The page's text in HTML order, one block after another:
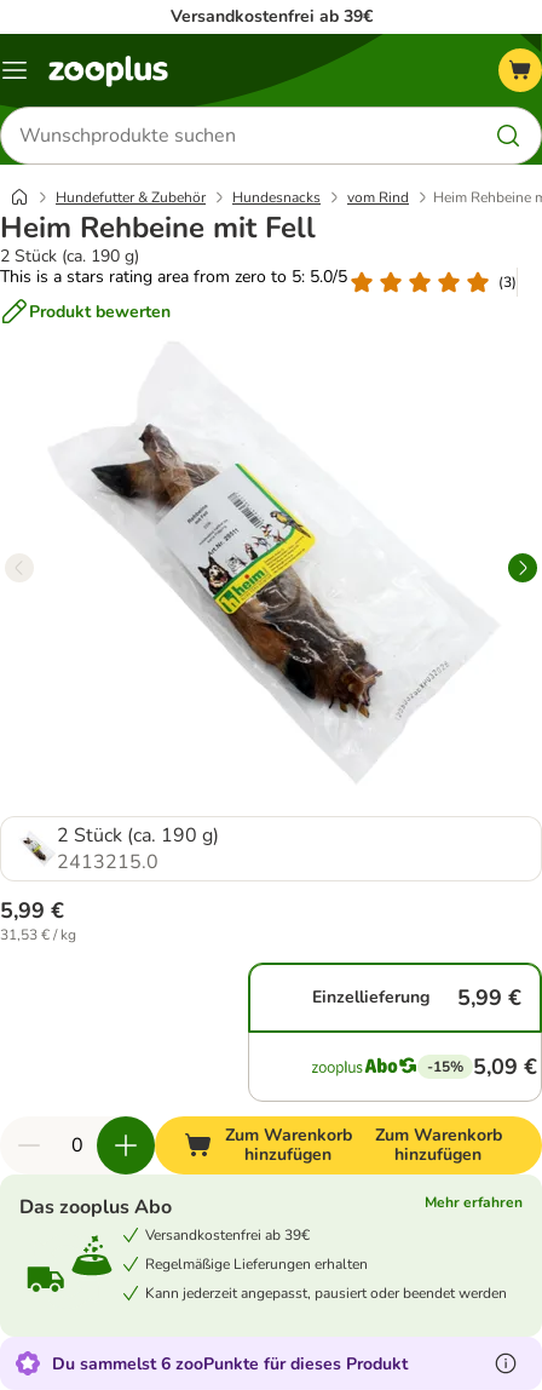
Versandkostenfrei ab 39€
Menü
Produkte
suchen
Hundefutter & Zubehör Hundesnacks vom Rind Heim Rehbeine
Heim Rehbeine mit Fell
2 Stück (ca. 190 g)
This is a stars rating area from zero to 5: 5.0/5
(3)
Produkt bewerten
2 Stück (ca. 190 g)
2413215.0
5,99 €
31,53 € / kg
Einzellieferung 5,99 €
-15% 5,09 €
Zum Warenkorb
hinzufügen
Zum Warenkorb
hinzufügen
Das zooplus Abo
Mehr erfahren
Versandkostenfrei ab 39€
Regelmäßige Lieferungen erhalten
Kann jederzeit angepasst, pausiert oder beendet werden
Du sammelst 6 zooPunkte für dieses Produkt